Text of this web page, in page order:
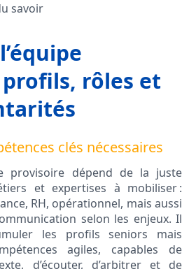
savoir
rôles et
clés nécessaires
provisoire dépend de la juste
et expertises à mobiliser :
RH, opérationnel, mais aussi
selon les enjeux. Il
les profils seniors mais
agiles, capables de
d’écouter, d’arbitrer et de